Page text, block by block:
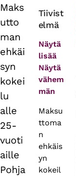
Primary
tabs
Maks
utto
man
ehkäi
syn
kokei
lu
alle
25-
vuoti
aille
Pohja
Tiivist
elmä
Näytä
lisää
Näytä
vähem
män
Maksu
ttoma
n
ehkäis
yn
kokeil